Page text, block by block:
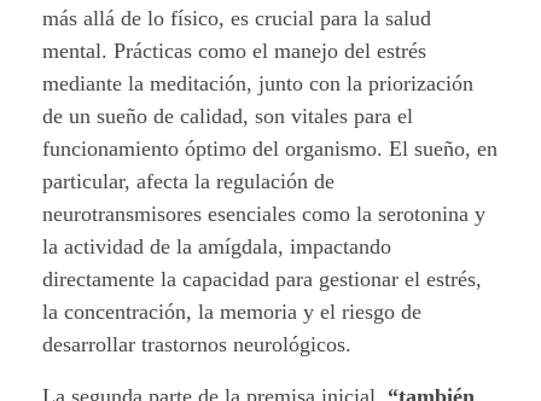
p
o
n
s
a
b
i
l
más allá de lo físico, es crucial para la salud
mental. Prácticas como el manejo del estrés
mediante la meditación, junto con la priorización
de un sueño de calidad, son vitales para el
funcionamiento óptimo del organismo. El sueño, en
particular, afecta la regulación de
neurotransmisores esenciales como la serotonina y
la actividad de la amígdala, impactando
directamente la capacidad para gestionar el estrés,
la concentración, la memoria y el riesgo de
desarrollar trastornos neurológicos.
La segunda parte de la premisa inicial, “también